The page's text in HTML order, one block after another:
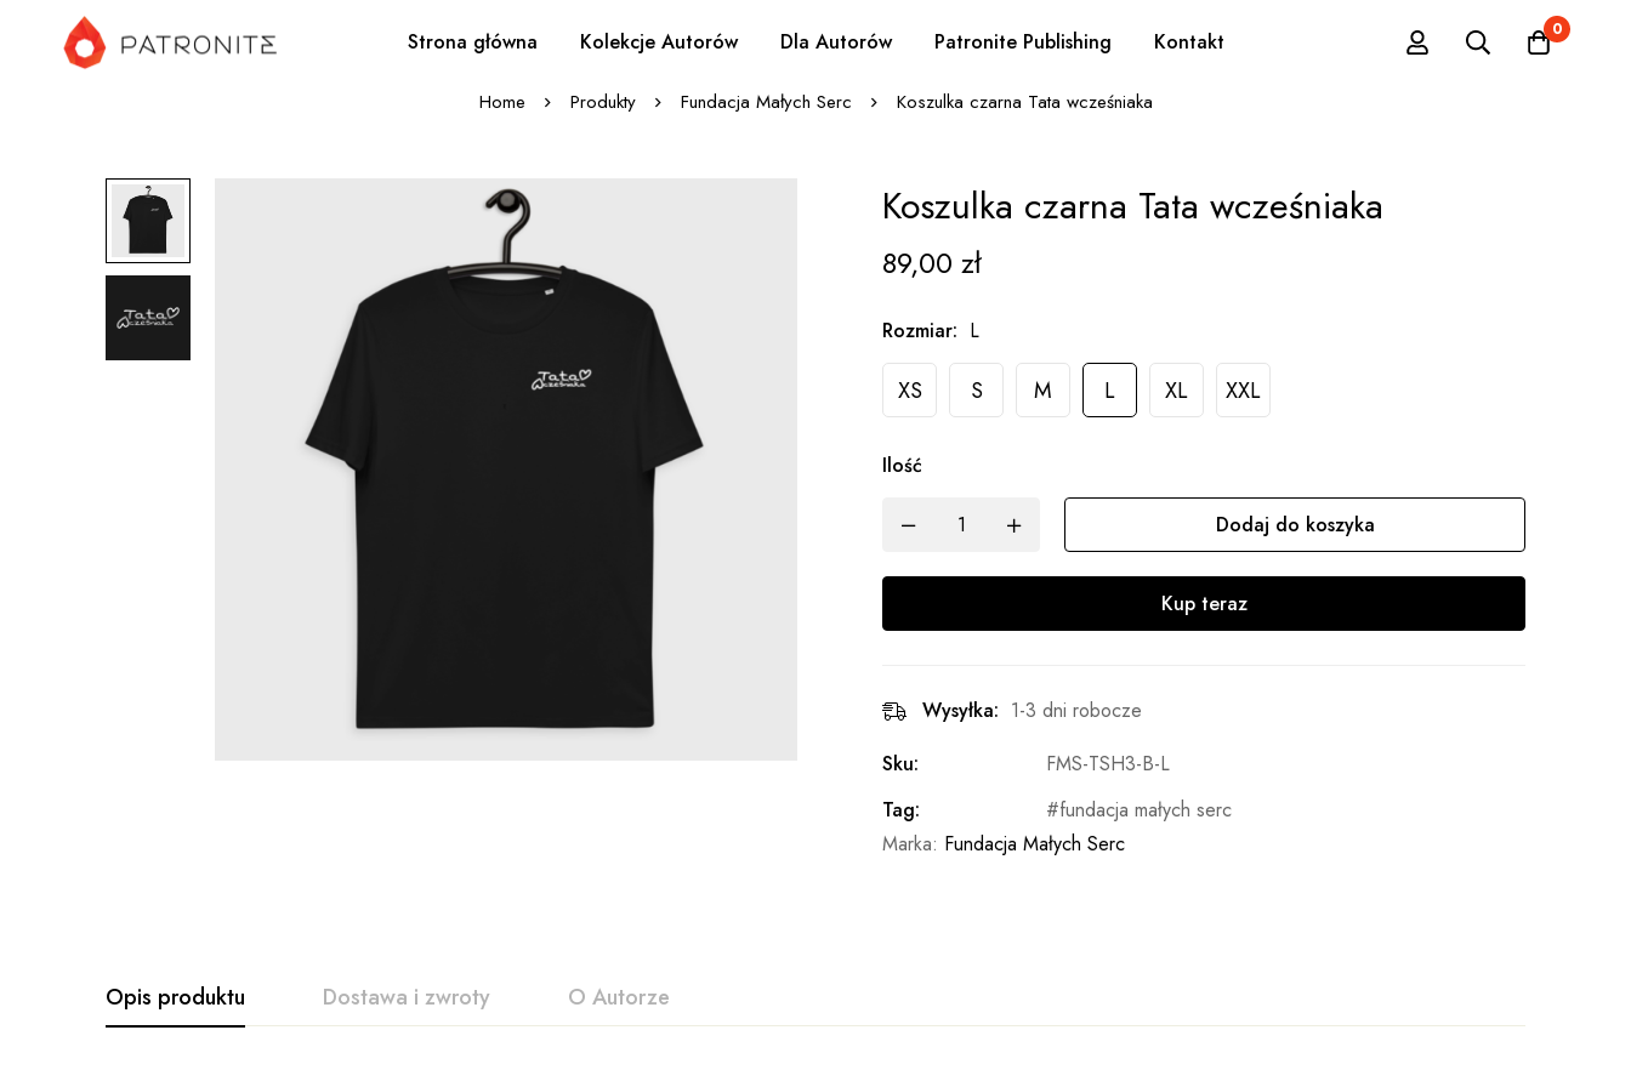
Strona główna Kolekcje Autorów Dla Autorów Patronite Publishing Kontakt 0
Home Produkty Fundacja Małych Serc Koszulka czarna Tata wcześniaka
Koszulka czarna Tata wcześniaka
89,00 zł
Rozmiar: L
XS S M L XL XXL
Ilość
Dodaj do koszyka
Kup teraz
Wysyłka: 1-3 dni robocze
Sku:
FMS-TSH3-B-L
Tag:
fundacja małych serc
Marka: Fundacja Małych Serc
Opis produktu Dostawa i zwroty O Autorze